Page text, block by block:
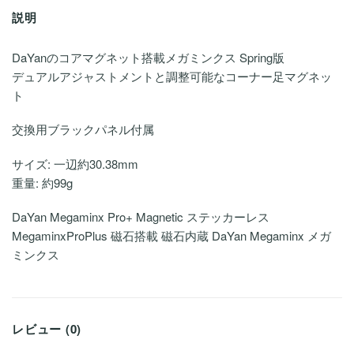
説明
DaYanのコアマグネット搭載メガミンクス Spring版
デュアルアジャストメントと調整可能なコーナー足マグネッ
ト
交換用ブラックパネル付属
サイズ: 一辺約30.38mm
重量: 約99g
DaYan Megaminx Pro+ Magnetic ステッカーレス
MegaminxProPlus 磁石搭載 磁石内蔵 DaYan Megaminx メガ
ミンクス
レビュー (0)